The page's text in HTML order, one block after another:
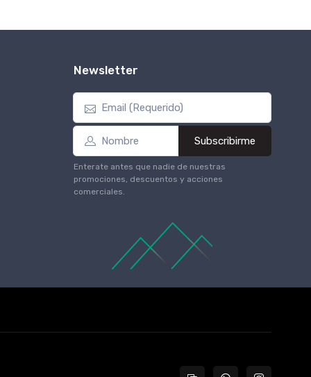
Newsletter
Subscribirme
Enterate antes que nadie de nuestras
promociones, descuentos y acciones
comerciales.